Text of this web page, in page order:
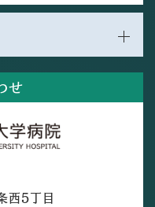
せ
西5丁目